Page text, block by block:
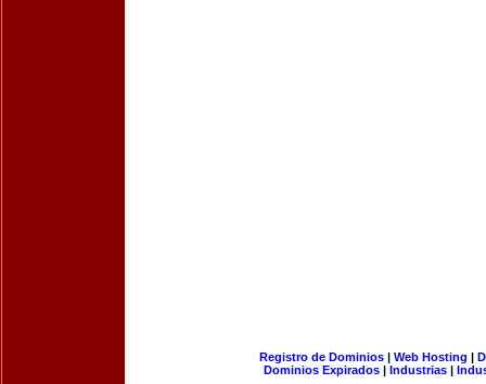
Registro de Dominios| Web Hosting |
Dominios Expirados | Industrias |